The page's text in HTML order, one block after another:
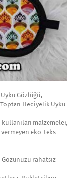
Gözlüğü,
Toptan Hediyelik Uyku
malzemeler,
eko-teks
Gözünüzü rahatsız